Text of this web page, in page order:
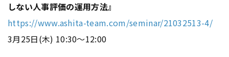
しない人事評価の運用方法』
https://www.ashita-team.com/seminar/21032513-4/
3月25日(木) 10:30～12:00